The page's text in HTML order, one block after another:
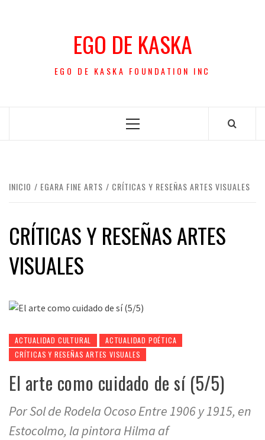
EGO DE KASKA
EGO DE KASKA FOUNDATION INC
Menú
INICIO EGARA FINE ARTS CRÍTICAS Y RESEÑAS ARTES VISUALES
CRÍTICAS Y RESEÑAS ARTES
VISUALES
ACTUALIDAD CULTURAL
ACTUALIDAD POÉTICA
CRÍTICAS Y RESEÑAS ARTES VISUALES
El arte como cuidado de sí (5/5)
Por Sol de Rodela Ocoso Entre 1906 y 1915, en
Estocolmo, la pintora Hilma af